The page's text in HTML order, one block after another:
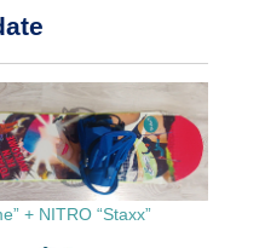
+ NITRO “Staxx”